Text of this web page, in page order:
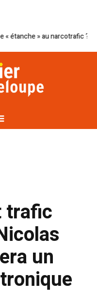
» au narcotrafic ? Cap
trafic
un